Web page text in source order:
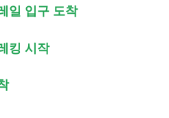
일 입구 도착
킹 시작